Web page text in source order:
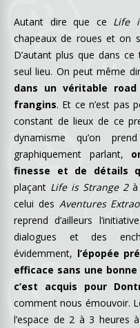
Autant dire que ce Life
chapeaux de roues et on
D’autant plus que dans
seul lieu. On peut même
dans un véritable
frangins. Et ce n’est pas
constant de lieux de ce
dynamisme qu’on
graphiquement parlant,
finesse et de détails
plaçant Life is Strange 2à
celui des Aventures
reprend d’ailleurs
dialogues et des
évidemment, l’épopée
efficace sans une
c’est acquis pour
comment nous émouvoir.
l’espace de 2 à 3 heures